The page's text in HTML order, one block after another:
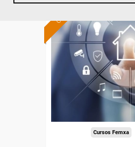
Formación
subvencionada.
Para
trabajadores y
-
Cursos Femxa